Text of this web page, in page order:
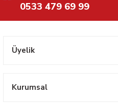
0533 479 69 99
Üyelik
Kurumsal